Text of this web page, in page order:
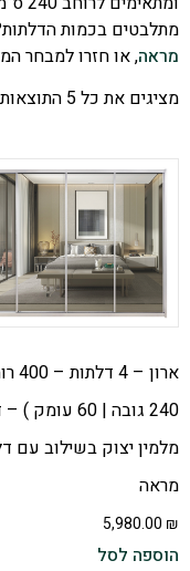
מתלבטים בכמות
מראה, או חזרו למבחר
מציגים את כל ⁦5⁩ התוצאות
ארון
240 גובה | 60
מלמין יצוק בשילוב עם
מראה
5,980.00 ₪
הוספה לסל